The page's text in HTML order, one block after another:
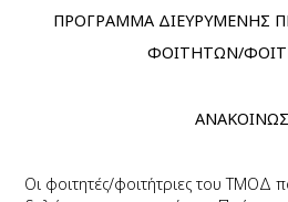
ΠΡΟΓΡΑΜΜΑ ΔΙΕΥΡΥΜΕΝΗΣ
ΦΟΙΤΗΤΩΝ/
Οι φοιτητές/φοιτήτριες του ΤΜΟΔ